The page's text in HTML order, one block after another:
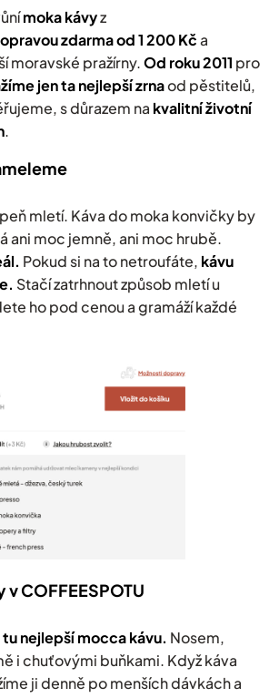
p
r
v
k
y
v
ý
s
moka kávyz
zdarma od 1 200 Kča
moravské pražírny.Od roku 2011 pro
jen ta nejlepší zrnaod pěstitelů,
s důrazem na kvalitní životní
.
mletí. Káva do moka konvičky by
ani moc jemně, ani moc hrubě.
Pokud si na to netroufáte, kávu
Stačí zatrhnout způsob mletí u
ho pod cenou a gramáží každé
COFFEESPOTU
nejlepší mocca kávu. Nosem,
i chuťovými buňkami. Když káva
ji denně po menších dávkách a